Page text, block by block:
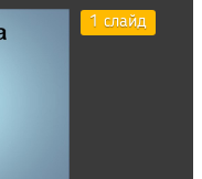
1 слайд